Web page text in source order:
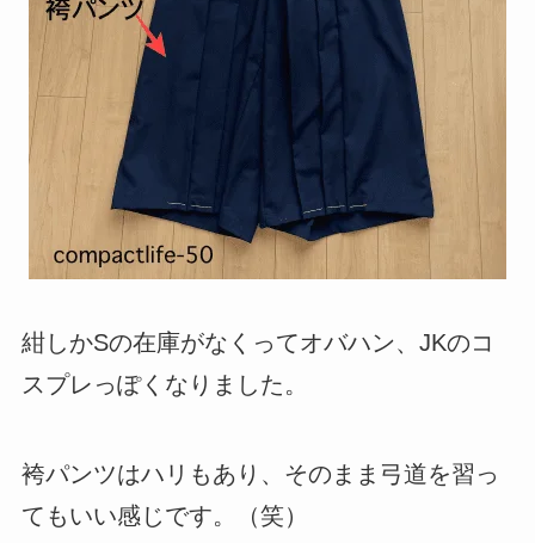
紺しかSの在庫がなくってオバハン、JKのコ
スプレっぽくなりました。
袴パンツはハリもあり、そのまま弓道を習っ
てもいい感じです。（笑）